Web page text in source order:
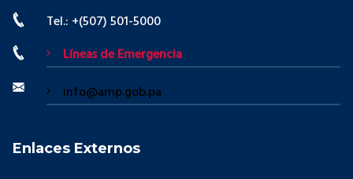
Tel.: +(507) 501-5000
Líneas de Emergencia
info@amp.gob.pa
Enlaces Externos